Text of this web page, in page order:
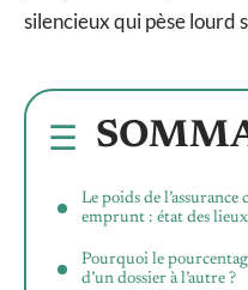
silencieux qui pèse lourd
Le poids de
emprunt : état des lieux
Pourquoi le
d’un dossier à l’autre ?